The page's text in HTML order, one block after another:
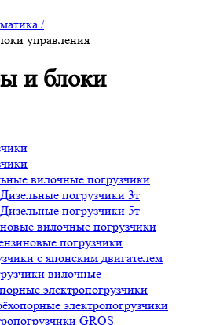
/
управления
и блоки
вилочные погрузчики
Дизельные погрузчики 3т
Дизельные погрузчики 5т
вилочные погрузчики
погрузчики
с японским двигателем
вилочные
электропогрузчики
электропогрузчики
GROS